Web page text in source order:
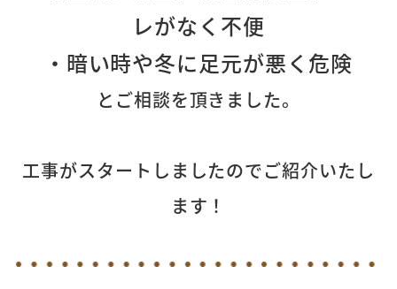
レがなく不便
・暗い時や冬に足元が悪く危険
とご相談を頂きました。
工事がスタートしましたのでご紹介いたし
ます！